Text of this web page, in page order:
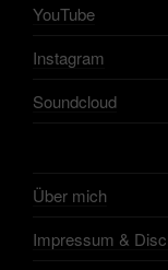
YouTube
Instagram
Soundcloud
Über mich
Impressum &